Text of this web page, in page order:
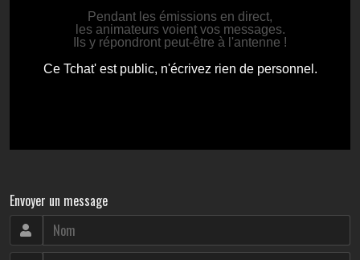
Envoyer un message